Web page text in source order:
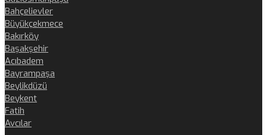
Bahçelievler
Büyükçekmece
Bakırköy
Başakşehir
Acıbadem
Bayrampaşa
Beylikdüzü
Beykent
Fatih
Avcılar